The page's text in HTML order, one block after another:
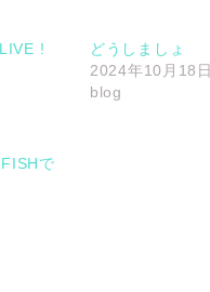
!
どうしましょ
2024年10月18日
blog
で